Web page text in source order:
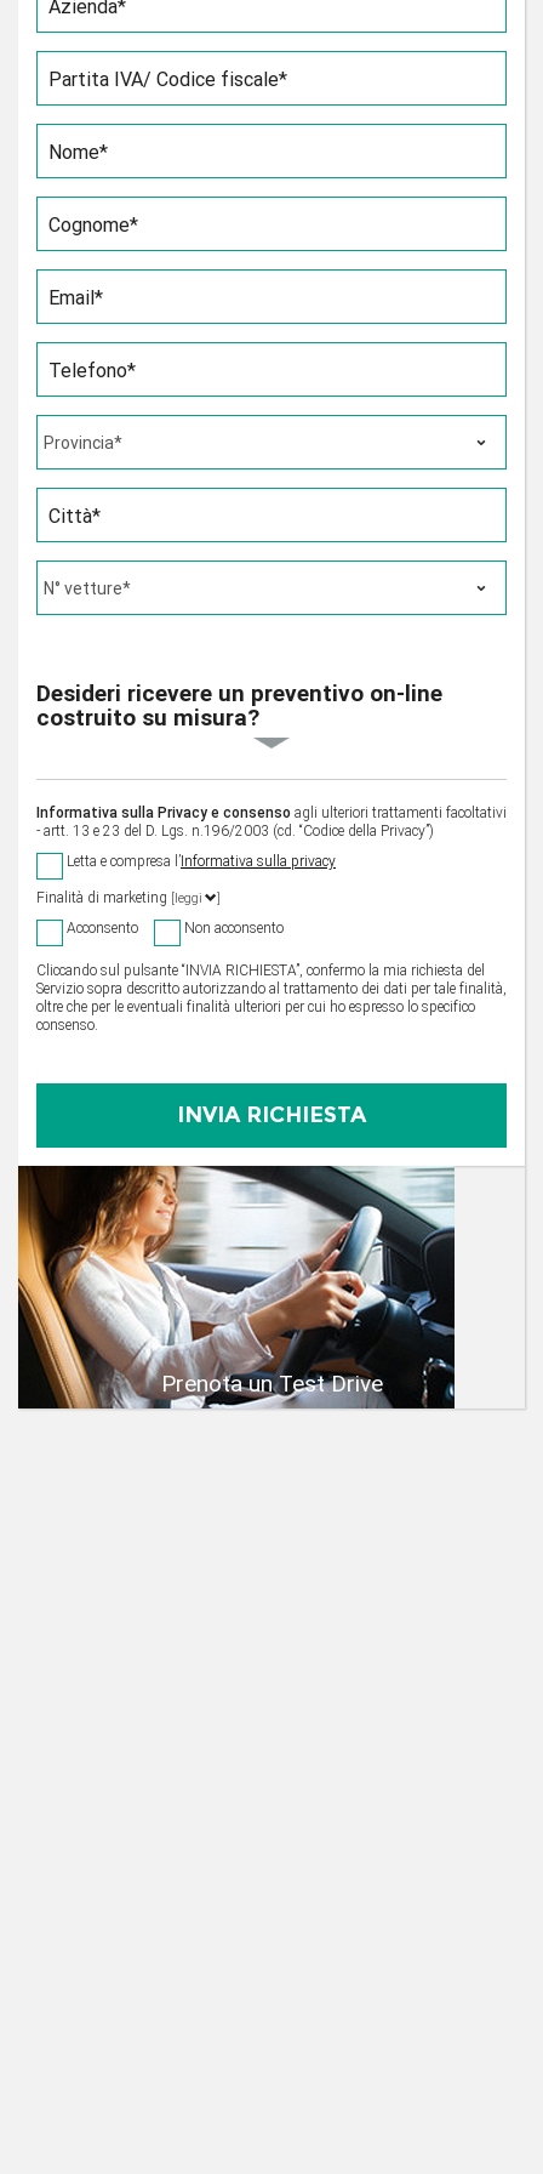
Azienda*
Partita IVA/ Codice fiscale*
Nome*
Cognome*
Email*
Telefono*
Città*
Desideri ricevere un preventivo on-line
costruito su misura?
Informativa sulla Privacy e consenso agli ulteriori trattamenti facoltativi
- artt. 13 e 23 del D. Lgs. n.196/2003 (cd. “Codice della Privacy”)
Letta e compresa l’ Informativa sulla privacy
Finalità di marketing [leggi
Acconsento Non acconsento
Cliccando sul pulsante “INVIA RICHIESTA”, confermo la mia richiesta del
Servizio sopra descritto autorizzando al trattamento dei dati per tale finalità,
oltre che per le eventuali finalità ulteriori per cui ho espresso lo specifico
consenso.
Prenota un Test Drive